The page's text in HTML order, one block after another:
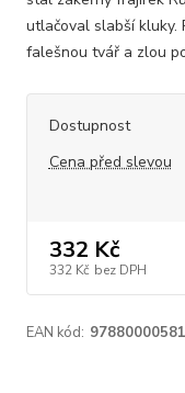
utlačoval slabší kluky.
falešnou tvář a zlou
Dostupnost
Cena před slevou
332 Kč
332 Kč bez DPH
EAN kód: